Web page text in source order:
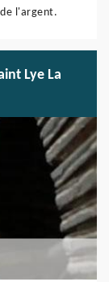
l'argent.
Lye La